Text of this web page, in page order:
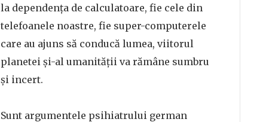
la dependența de calculatoare, fie cele din
telefoanele noastre, fie super-computerele
care au ajuns să conducă lumea, viitorul
planetei și-al umanității va rămâne sumbru
și incert.
Sunt argumentele psihiatrului german